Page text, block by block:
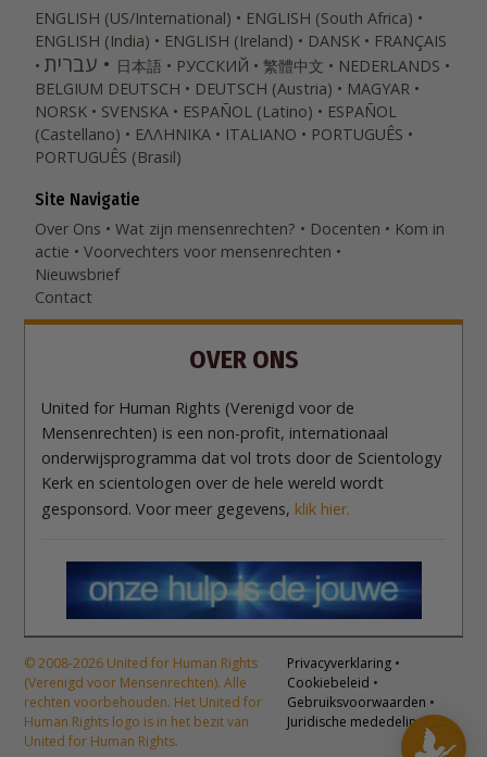
ENGLISH (US/International)
ENGLISH (South Africa)
ENGLISH (India)
ENGLISH (Ireland) DANSK FRANÇAIS
עברית 日本語 РУССКИЙ 繁體中文
NEDERLANDS
BELGIUM DEUTSCH DEUTSCH (Austria)
MAGYAR
NORSK
SVENSKA ESPAÑOL (Latino)
ESPAÑOL
(Castellano)
ΕΛΛΗΝΙΚA ITALIANO
PORTUGUÊS
PORTUGUÊS (Brasil)‎
Site Navigatie
Over Ons
Wat zijn mensenrechten? Docenten
Kom in
actie
Voorvechters voor mensenrechten
Nieuwsbrief
Contact
OVER ONS
United for Human Rights (Verenigd voor de
Mensenrechten) is een non-profit, internationaal
onderwijsprogramma dat vol trots door de Scientology
Kerk en scientologen over de hele wereld wordt
gesponsord. Voor meer gegevens, klik hier.
© 2008-2026 United for Human Rights
(Verenigd voor Mensenrechten). Alle
rechten voorbehouden. Het United for
Human Rights logo is in het bezit van
United for Human Rights.
Privacyverklaring •
Cookiebeleid •
Gebruiksvoorwaarden •
Juridische mededeling